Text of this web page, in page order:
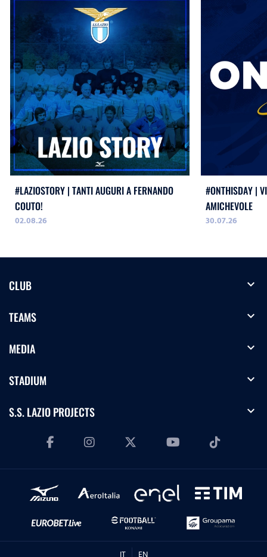
#LAZIOSTORY | TANTI AUGURI A FERNANDO
COUTO!
02.08.26
#ONTHISDAY |
AMICHEVOLE
30.07.26
CLUB expand_more
TEAMS expand_more
MEDIA expand_more
STADIUM expand_more
S.S. LAZIO PROJECTS expand_more